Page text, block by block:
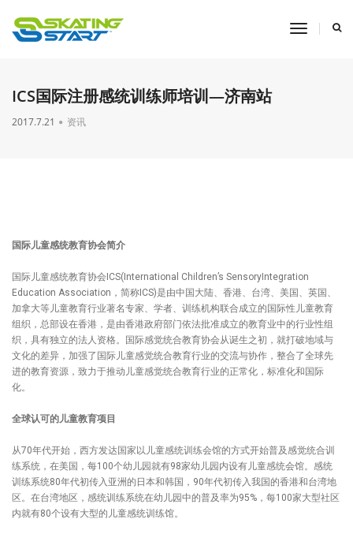
toggle
ICS国际注册感统训练师培训—济南站
2017.7.21 资讯
国际儿童感统教育协会简介
国际儿童感统教育协会ICS(International Children’s SensoryIntegration
Education Association，简称ICS)是由中国大陆、香港、台湾、美国、英国、
加拿大等儿童教育行业著名专家、学者、训练机构联合成立的国际性儿童教育
组织，总部设在香港，是由香港政府部门依法批准成立的教育业中的行业性组
织，具有独立的法人资格。国际感觉统合教育协会从诞生之初，就打破地域与
文化的差异，加强了国际儿童感觉统合教育行业的交流与协作，整合了全球先
进的教育资源，致力于推动儿童感觉统合教育行业的正常化，标准化和国际
化。
全球认可的儿童教育项目
从70年代开始，西方发达国家以儿童感统训练会馆的方式开始普及感觉统合训
练系统，在美国，每100个幼儿园就有98家幼儿园内设有儿童感统会馆。感统
训练系统80年代初传入亚洲的日本和韩国，90年代初传入我国的香港和台湾地
区。在台湾地区，感统训练系统在幼儿园中的普及率为95%，每100家大型社区
内就有80个设有大型的儿童感统训练馆。